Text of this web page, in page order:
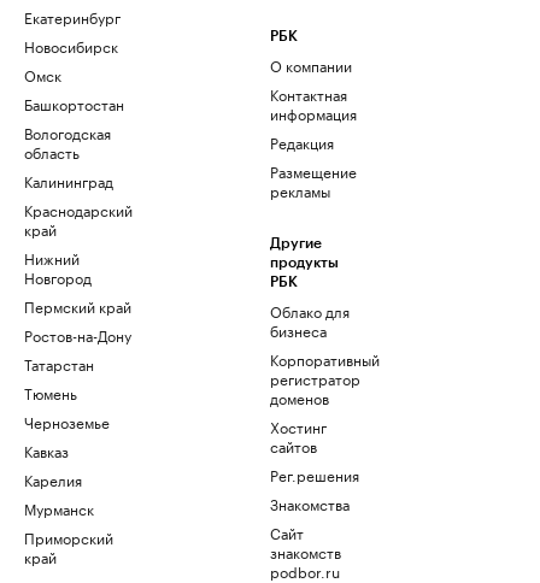
Екатеринбург
Новосибирск
Омск
Башкортостан
Вологодская
область
Калининград
Краснодарский
край
Нижний
Новгород
Пермский край
Ростов-на-Дону
Татарстан
Тюмень
Черноземье
Кавказ
Карелия
Мурманск
Приморский
край
РБК
О компании
Контактная
информация
Редакция
Размещение
рекламы
Другие
продукты
РБК
Облако для
бизнеса
Корпоративный
регистратор
доменов
Хостинг
сайтов
Рег.решения
Знакомства
Сайт
знакомств
podbor.ru